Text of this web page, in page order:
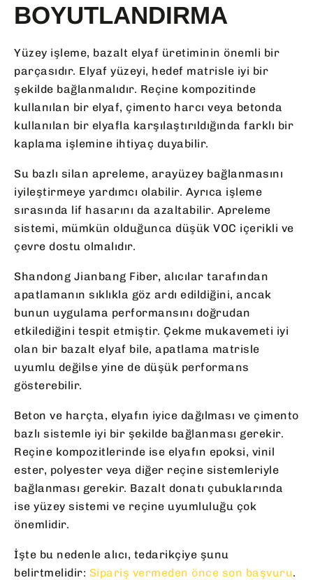
BOYUTLANDIRMA
Yüzey işleme, bazalt elyaf üretiminin önemli bir
parçasıdır. Elyaf yüzeyi, hedef matrisle iyi bir
şekilde bağlanmalıdır. Reçine kompozitinde
kullanılan bir elyaf, çimento harcı veya betonda
kullanılan bir elyafla karşılaştırıldığında farklı bir
kaplama işlemine ihtiyaç duyabilir.
Su bazlı silan apreleme, arayüzey bağlanmasını
iyileştirmeye yardımcı olabilir. Ayrıca işleme
sırasında lif hasarını da azaltabilir. Apreleme
sistemi, mümkün olduğunca düşük VOC içerikli ve
çevre dostu olmalıdır.
Shandong Jianbang Fiber, alıcılar tarafından
apatlamanın sıklıkla göz ardı edildiğini, ancak
bunun uygulama performansını doğrudan
etkilediğini tespit etmiştir. Çekme mukavemeti iyi
olan bir bazalt elyaf bile, apatlama matrisle
uyumlu değilse yine de düşük performans
gösterebilir.
Beton ve harçta, elyafın iyice dağılması ve çimento
bazlı sistemle iyi bir şekilde bağlanması gerekir.
Reçine kompozitlerinde ise elyafın epoksi, vinil
ester, polyester veya diğer reçine sistemleriyle
bağlanması gerekir. Bazalt donatı çubuklarında
ise yüzey sistemi ve reçine uyumluluğu çok
önemlidir.
İşte bu nedenle alıcı, tedarikçiye şunu
belirtmelidir: Sipariş vermeden önce son başvuru.